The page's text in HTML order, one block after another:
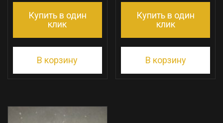
Купить в один
клик
В корзину
Купить в один
клик
В корзину